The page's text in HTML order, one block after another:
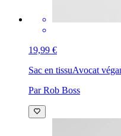
19,99 €
Sac en tissuAvocat
Par Rob Boss